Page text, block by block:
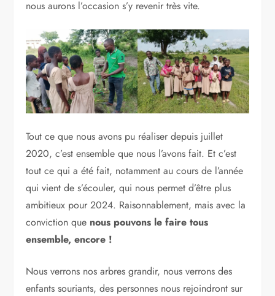
nous aurons l’occasion s’y revenir très vite.
Tout ce que nous avons pu réaliser depuis juillet
2020, c’est ensemble que nous l’avons fait. Et c’est
tout ce qui a été fait, notamment au cours de l’année
qui vient de s’écouler, qui nous permet d’être plus
ambitieux pour 2024. Raisonnablement, mais avec la
conviction que nous pouvons le faire tous
ensemble, encore !
Nous verrons nos arbres grandir, nous verrons des
enfants souriants, des personnes nous rejoindront sur